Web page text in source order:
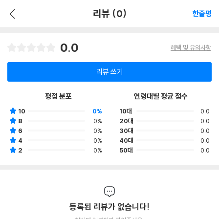
리뷰 (0) 한줄평
0.0 혜택 및 유의사항
리뷰 쓰기
평점 분포
10
0%
8
0%
6
0%
4
0%
2
0%
연령대별 평균 점수
10대
0.0
20대
0.0
30대
0.0
40대
0.0
50대
0.0
등록된 리뷰가 없습니다!